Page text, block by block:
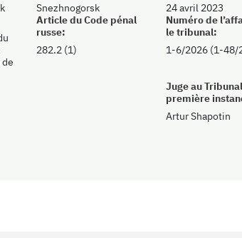
Snezhnogorsk
24 avril 2023
Article du Code pénal
russe:
282.2 (1)
Numéro de
le tribunal:
1-6/2026 (1-48/
Juge au
première
Artur Shapotin